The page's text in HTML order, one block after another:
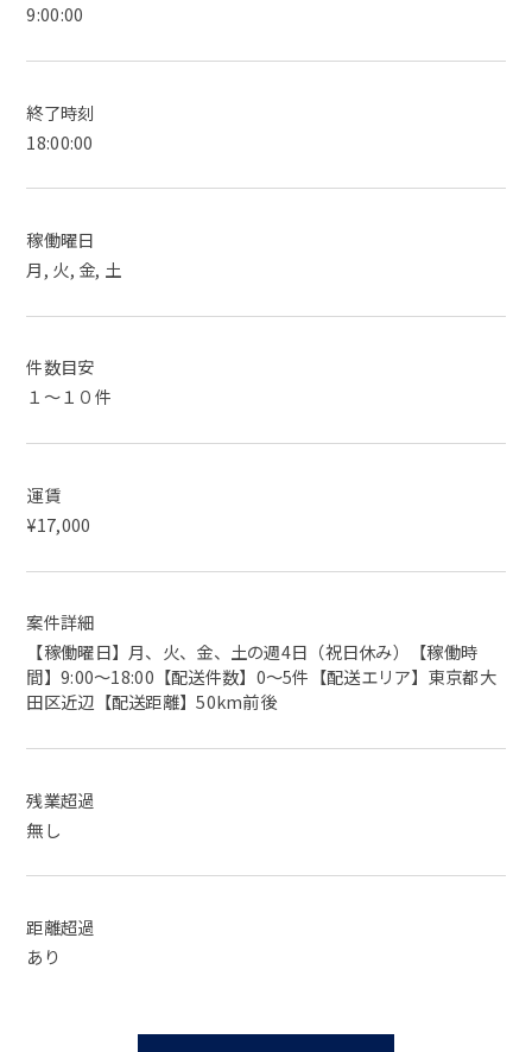
9:00:00
終了時刻
18:00:00
稼働曜日
月, 火, 金, 土
件数目安
１～１０件
運賃
¥17,000
案件詳細
【稼働曜日】月、火、金、土の週4日（祝日休み）【稼働時
間】9:00～18:00【配送件数】0～5件【配送エリア】東京都大
田区近辺【配送距離】50km前後
残業超過
無し
距離超過
あり